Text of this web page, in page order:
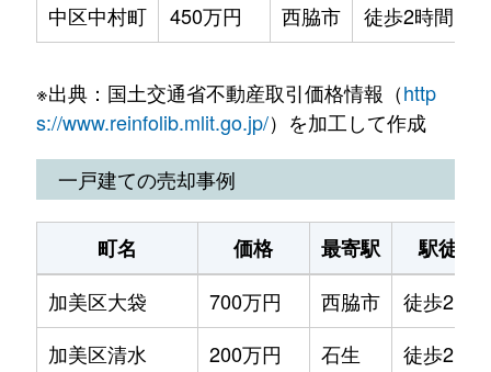
中区中村町
450万円 西脇市 徒歩2時間
※出典：国土交通省不動産取引価格情報（http
s://www.reinfolib.mlit.go.jp/）を加工して作成
一戸建ての売却事例
町名 価格 最寄駅
駅徒歩
加美区大袋
700万円 西脇市
徒歩2時
加美区清水
200万円 石生
徒歩2時